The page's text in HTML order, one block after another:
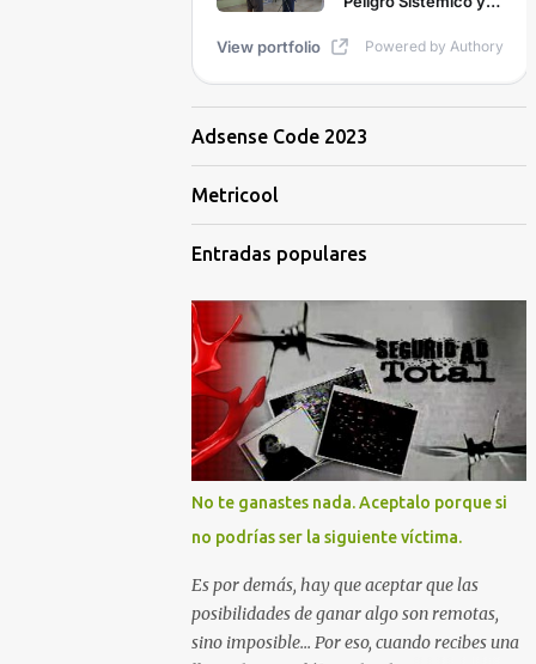
Adsense Code 2023
Metricool
Entradas populares
No te ganastes nada. Aceptalo porque si
no podrías ser la siguiente víctima.
Es por demás, hay que aceptar que las
posibilidades de ganar algo son remotas,
sino imposible... Por eso, cuando recibes una